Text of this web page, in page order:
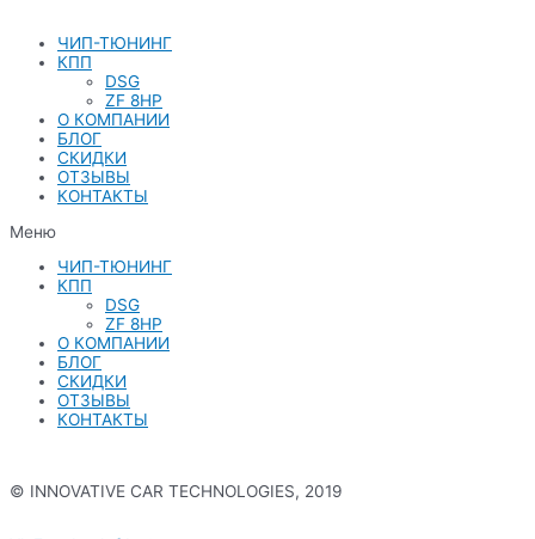
ЧИП-ТЮНИНГ
КПП
DSG
ZF 8HP
О КОМПАНИИ
БЛОГ
СКИДКИ
ОТЗЫВЫ
КОНТАКТЫ
Меню
ЧИП-ТЮНИНГ
КПП
DSG
ZF 8HP
О КОМПАНИИ
БЛОГ
СКИДКИ
ОТЗЫВЫ
КОНТАКТЫ
© INNOVATIVE CAR TECHNOLOGIES, 2019